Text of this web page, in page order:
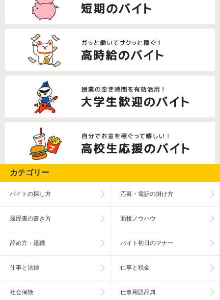
カテゴリー
バイトの探し方 応募・電話の掛け方
履歴書の書き方 面接ノウハウ
辞め方・退職 バイト初日のマナー
仕事と法律 仕事と税金
社会保険 仕事用語辞典